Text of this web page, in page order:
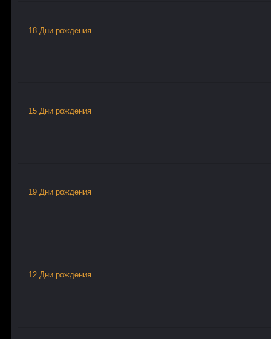
18 Дни рождения
15 Дни рождения
19 Дни рождения
12 Дни рождения